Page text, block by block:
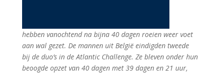
hebben vanochtend na bijna 40 dagen roeien weer voet
aan wal gezet. De mannen uit België eindigden tweede
bij de duo’s in de Atlantic Challenge. Ze bleven onder hun
beoogde opzet van 40 dagen met 39 dagen en 21 uur,